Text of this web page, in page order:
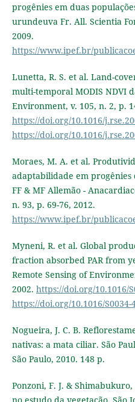
progênies em duas
urundeuva Fr. All. Scientia
2009.
https://www.ipef.br/
Lunetta, R. S. et al. Land-
multi-temporal MODIS NDVI
Environment, v. 105, n. 2, p.
https://doi.org/10.1016/
https://doi.org/10.1016/
Moraes, M. A. et al.
adaptabilidade em
FF & MF Allemão -
n. 93, p. 69-76, 2012.
https://www.ipef.br/
Myneni, R. et al. Global
fraction absorbed PAR from
Remote Sensing of
2002. https://doi.org/10.1016/
https://doi.org/10.1016/S0034-
Nogueira, J. C. B.
nativas: a mata ciliar. São
São Paulo, 2010. 148 p.
Ponzoni, F. J. &